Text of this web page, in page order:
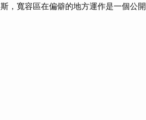
斯，寬容區在偏僻的地方運作是一個公